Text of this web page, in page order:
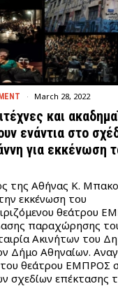
March 28, 2022
και
ενάντια στο
για εκκένωση
της Αθήνας K.
εκκένωση του
θεάτρου
παραχώρησης
Ακινήτων του
Δήμο Αθηναίων.
θεάτρου ΕΜΠΡΟΣ
σχεδίων επέκτασης